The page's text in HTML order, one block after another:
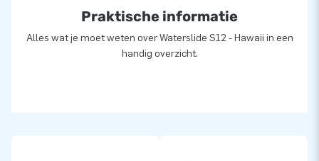
Praktische informatie
Alles wat je moet weten over Waterslide S12 - Hawaii in een
handig overzicht.